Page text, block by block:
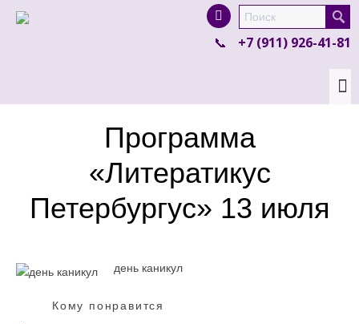
product in a size size .
colour items.
+7 (911) 926-41-81
Программа
«Литератикус
Петербургус» 13 июля
день каникул
Кому понравится